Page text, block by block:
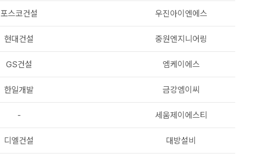
포스코건설 우진아이엔에스
현대건설 중원엔지니어링
GS건설 엠케이에스
한일개발 금강엠이씨
- 세움제이에스티
디엘건설 대방설비